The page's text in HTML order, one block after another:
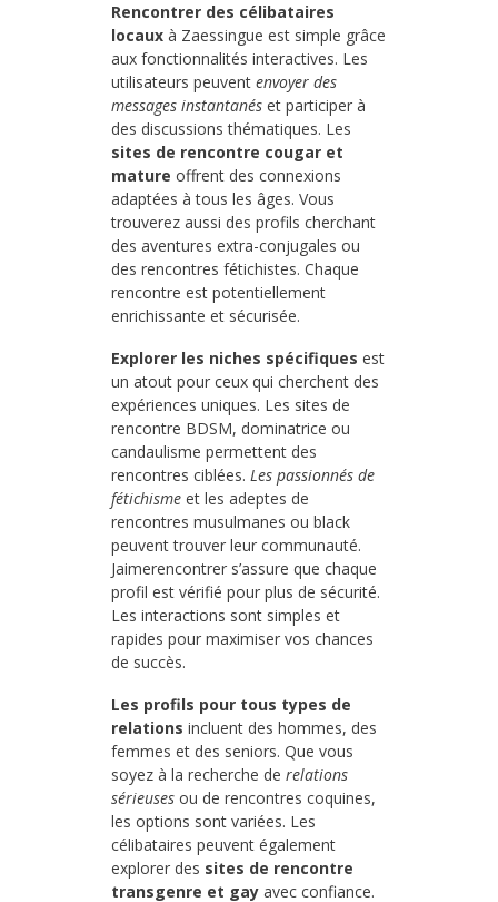
Rencontrer des célibataires
locaux à Zaessingue est simple grâce
aux fonctionnalités interactives. Les
utilisateurs peuvent envoyer des
messages instantanés et participer à
des discussions thématiques. Les
sites de rencontre cougar et
mature offrent des connexions
adaptées à tous les âges. Vous
trouverez aussi des profils cherchant
des aventures extra-conjugales ou
des rencontres fétichistes. Chaque
rencontre est potentiellement
enrichissante et sécurisée.
Explorer les niches spécifiques est
un atout pour ceux qui cherchent des
expériences uniques. Les sites de
rencontre BDSM, dominatrice ou
candaulisme permettent des
rencontres ciblées. Les passionnés de
fétichisme et les adeptes de
rencontres musulmanes ou black
peuvent trouver leur communauté.
Jaimerencontrer s’assure que chaque
profil est vérifié pour plus de sécurité.
Les interactions sont simples et
rapides pour maximiser vos chances
de succès.
Les profils pour tous types de
relations incluent des hommes, des
femmes et des seniors. Que vous
soyez à la recherche de relations
sérieuses ou de rencontres coquines,
les options sont variées. Les
célibataires peuvent également
explorer des sites de rencontre
transgenre et gay avec confiance.